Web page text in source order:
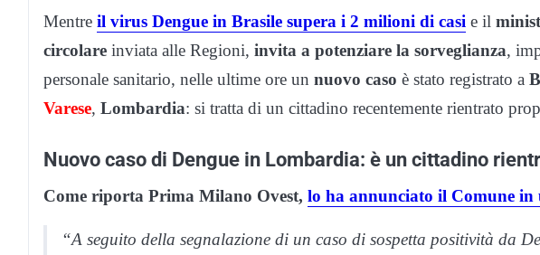
Mentre il virus Dengue in Brasile supera i 2 milioni di casi e il
circolare inviata alle Regioni, invita a potenziare la sorveglianza,
personale sanitario, nelle ultime ore un nuovo caso è stato registrato a
Varese, Lombardia: si tratta di un cittadino recentemente rientrato
Nuovo caso di Dengue in Lombardia: è un cittadino
Come riporta Prima Milano Ovest, lo ha annunciato il Comune
“A seguito della segnalazione di un caso di sospetta positività da